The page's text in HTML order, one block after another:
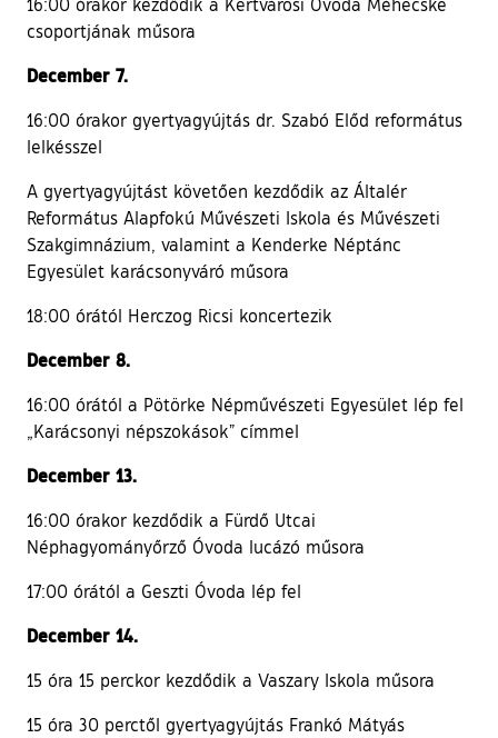
csoportjának műsora
December 7.
16:00 órakor gyertyagyújtás dr. Szabó Előd református
lelkésszel
A gyertyagyújtást követően kezdődik az Általér
Református Alapfokú Művészeti Iskola és Művészeti
Szakgimnázium, valamint a Kenderke Néptánc
Egyesület karácsonyváró műsora
18:00 órától Herczog Ricsi koncertezik
December 8.
16:00 órától a Pötörke Népművészeti Egyesület lép fel
„Karácsonyi népszokások” címmel
December 13.
16:00 órakor kezdődik a Fürdő Utcai
Néphagyományőrző Óvoda lucázó műsora
17:00 órától a Geszti Óvoda lép fel
December 14.
15 óra 15 perckor kezdődik a Vaszary Iskola műsora
15 óra 30 perctől gyertyagyújtás Frankó Mátyás